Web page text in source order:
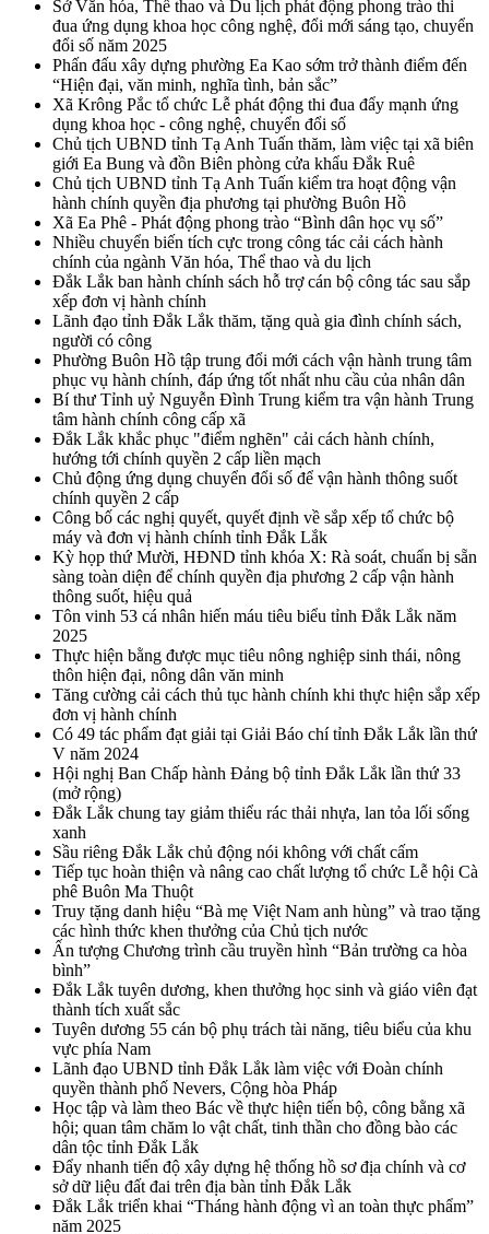
Sở Văn hóa, Thể thao và Du lịch phát động phong trào thi
đua ứng dụng khoa học công nghệ, đổi mới sáng tạo, chuyển
đổi số năm 2025
Phấn đấu xây dựng phường Ea Kao sớm trở thành điểm đến
“Hiện đại, văn minh, nghĩa tình, bản sắc”
Xã Krông Pắc tổ chức Lễ phát động thi đua đẩy mạnh ứng
dụng khoa học - công nghệ, chuyển đổi số
Chủ tịch UBND tỉnh Tạ Anh Tuấn thăm, làm việc tại xã biên
giới Ea Bung và đồn Biên phòng cửa khẩu Đắk Ruê
Chủ tịch UBND tỉnh Tạ Anh Tuấn kiểm tra hoạt động vận
hành chính quyền địa phương tại phường Buôn Hồ
Xã Ea Phê - Phát động phong trào “Bình dân học vụ số”
Nhiều chuyển biến tích cực trong công tác cải cách hành
chính của ngành Văn hóa, Thể thao và du lịch
Đắk Lắk ban hành chính sách hỗ trợ cán bộ công tác sau sắp
xếp đơn vị hành chính
Lãnh đạo tỉnh Đắk Lắk thăm, tặng quà gia đình chính sách,
người có công
Phường Buôn Hồ tập trung đổi mới cách vận hành trung tâm
phục vụ hành chính, đáp ứng tốt nhất nhu cầu của nhân dân
Bí thư Tỉnh uỷ Nguyễn Đình Trung kiểm tra vận hành Trung
tâm hành chính công cấp xã
Đắk Lắk khắc phục "điểm nghẽn" cải cách hành chính,
hướng tới chính quyền 2 cấp liền mạch
Chủ động ứng dụng chuyển đổi số để vận hành thông suốt
chính quyền 2 cấp
Công bố các nghị quyết, quyết định về sắp xếp tổ chức bộ
máy và đơn vị hành chính tỉnh Đắk Lắk
Kỳ họp thứ Mười, HĐND tỉnh khóa X: Rà soát, chuẩn bị sẵn
sàng toàn diện để chính quyền địa phương 2 cấp vận hành
thông suốt, hiệu quả
Tôn vinh 53 cá nhân hiến máu tiêu biểu tỉnh Đắk Lắk năm
2025
Thực hiện bằng được mục tiêu nông nghiệp sinh thái, nông
thôn hiện đại, nông dân văn minh
Tăng cường cải cách thủ tục hành chính khi thực hiện sắp xếp
đơn vị hành chính
Có 49 tác phẩm đạt giải tại Giải Báo chí tỉnh Đắk Lắk lần thứ
V năm 2024
Hội nghị Ban Chấp hành Đảng bộ tỉnh Đắk Lắk lần thứ 33
(mở rộng)
Đắk Lắk chung tay giảm thiểu rác thải nhựa, lan tỏa lối sống
xanh
Sầu riêng Đắk Lắk chủ động nói không với chất cấm
Tiếp tục hoàn thiện và nâng cao chất lượng tổ chức Lễ hội Cà
phê Buôn Ma Thuột
Truy tặng danh hiệu “Bà mẹ Việt Nam anh hùng” và trao tặng
các hình thức khen thưởng của Chủ tịch nước
Ấn tượng Chương trình cầu truyền hình “Bản trường ca hòa
bình”
Đắk Lắk tuyên dương, khen thưởng học sinh và giáo viên đạt
thành tích xuất sắc
Tuyên dương 55 cán bộ phụ trách tài năng, tiêu biểu của khu
vực phía Nam
Lãnh đạo UBND tỉnh Đắk Lắk làm việc với Đoàn chính
quyền thành phố Nevers, Cộng hòa Pháp
Học tập và làm theo Bác về thực hiện tiến bộ, công bằng xã
hội; quan tâm chăm lo vật chất, tinh thần cho đồng bào các
dân tộc tỉnh Đắk Lắk
Đẩy nhanh tiến độ xây dựng hệ thống hồ sơ địa chính và cơ
sở dữ liệu đất đai trên địa bàn tỉnh Đắk Lắk
Đắk Lắk triển khai “Tháng hành động vì an toàn thực phẩm”
năm 2025